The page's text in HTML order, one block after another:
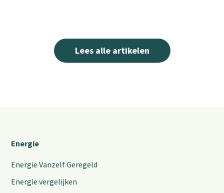
Lees alle artikelen
Energie
Energie Vanzelf Geregeld
Energie vergelijken